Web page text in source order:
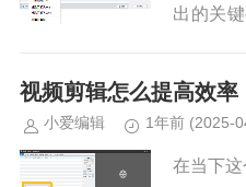
出的关
爱剪辑这
强大的变
视频剪辑怎么提高效率
小爱编辑 1年前 (2025-
在当下